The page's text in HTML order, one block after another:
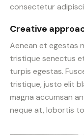
consectetur
Creative
Aenean et egestas
tristique senectus
turpis egestas.
tristique, justo elit
magna accumsan
neque at, lobortis